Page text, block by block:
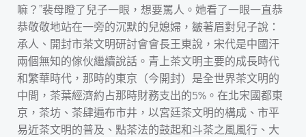
嘛？”裴母瞪了兒子一眼，想要罵人。她看了一眼一直恭
恭敬敬地站在一旁的沉默的兒媳婦，皺著眉對兒子說：
承人、開封市茶文明研討會會長王東說，宋代是中國汗
兩個無知的傢伙繼續說話。青上茶文明主要的成長時代
和繁華時代，那時的東京（今開封）是全世界茶文明的
中間，茶葉經濟約占那時財務支出的5%。在北宋國都東
京，茶坊、茶肆遍布市井，以宮廷茶文明的構成、市平
易近茶文明的普及、點茶法的鼓起和斗茶之風風行、大